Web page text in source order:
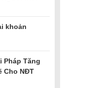
khoản
Pháp Tăng
Cho NĐT